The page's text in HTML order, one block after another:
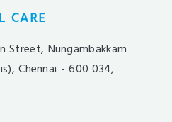
CARE
Street, Nungambakkam
Chennai - 600 034,